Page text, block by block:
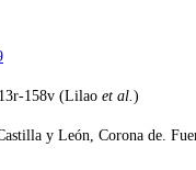
158v (Lilao et al.)
y León, Corona de.